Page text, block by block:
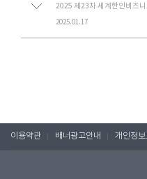
2025.01.17
이용약관 배너광고안내 개인정